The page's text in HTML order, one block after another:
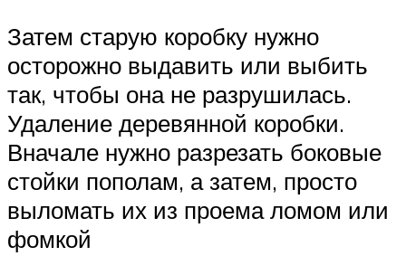
Затем старую коробку нужно
осторожно выдавить или выбить
так, чтобы она не разрушилась.
Удаление деревянной коробки.
Вначале нужно разрезать боковые
стойки пополам, а затем, просто
выломать их из проема ломом или
фомкой